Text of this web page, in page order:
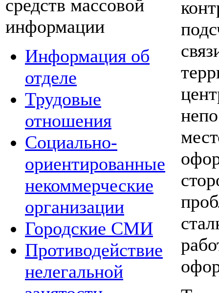
средств массовой
информации
Информация об
отделе
Трудовые
отношения
Социально-
ориентированные
некоммерческие
организации
Городские СМИ
Противодействие
нелегальной